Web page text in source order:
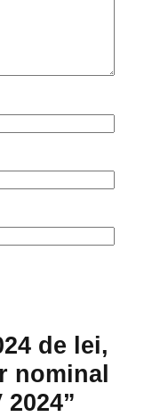
de lei,
nominal